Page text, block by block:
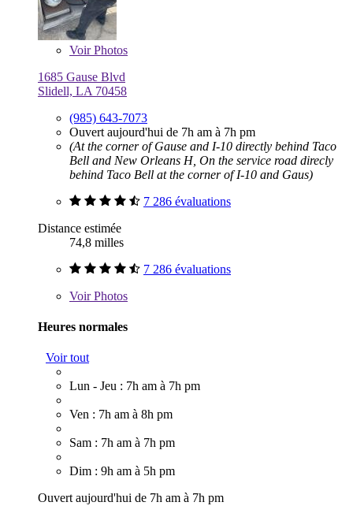
VoirPhotos
1685 Gause Blvd
Slidell, LA 70458
(985) 643-7073
Ouvert aujourd'hui de 7h am à 7h pm
(At the corner of Gause and I-10 directly behind Taco
Bell and New Orleans H, On the service road direcly
behind Taco Bell at the corner of I-10 and Gaus)
7 286 évaluations
Distance estimée
74,8 milles
7 286 évaluations
VoirPhotos
Heures normales
Voir tout
Lun - Jeu : 7h am à 7h pm
Ven : 7h am à 8h pm
Sam : 7h am à 7h pm
Dim : 9h am à 5h pm
Ouvert aujourd'hui de 7h am à 7h pm